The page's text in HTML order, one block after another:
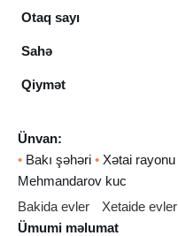
Otaq sayı
Sahə
Qiymət
Ünvan:
• Bakı şəhəri • Xətai rayonu
Mehmandarov kuc
Bakida evler
Xetaide evler
Ümumi məlumat